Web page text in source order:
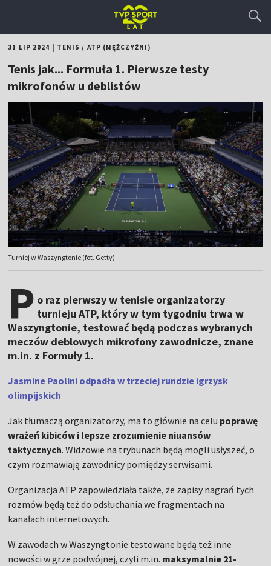
31 LIP 2024 TENIS / ATP (MĘŻCZYŹNI)
Tenis jak... Formuła 1. Pierwsze testy
mikrofonów u deblistów
Turniej w Waszyngtonie (fot. Getty)
P o raz pierwszy w tenisie organizatorzy
turnieju ATP, który w tym tygodniu trwa w
Waszyngtonie, testować będą podczas wybranych
meczów deblowych mikrofony zawodnicze, znane
m.in. z Formuły 1.
Jasmine Paolini odpadła w trzeciej rundzie igrzysk
olimpijskich
Jak tłumaczą organizatorzy, ma to głównie na celu poprawę
wrażeń kibiców i lepsze zrozumienie niuansów
taktycznych. Widzowie na trybunach będą mogli usłyszeć, o
czym rozmawiają zawodnicy pomiędzy serwisami.
Organizacja ATP zapowiedziała także, że zapisy nagrań tych
rozmów będą też do odsłuchania we fragmentach na
kanałach internetowych.
W zawodach w Waszyngtonie testowane będą też inne
nowości w grze podwójnej, czyli m.in. maksymalnie 21-